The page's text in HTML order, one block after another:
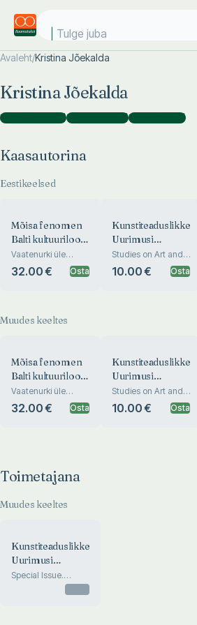
Tulge juba!
Avaleht/Kristina Jõekalda
Kristina Jõekalda
Kaasautorina )Toimetajana )Koostajana )
Kaasautorina
Eestikeelsed
Mõisa fenomen
Balti kultuuriloos.
The Manor as a
Phenomenenon
of Baltic Cultural
Vaatenurki üle
uurimisväljade.
Crossdisciplinary
32.00 € Osta
Kunstiteaduslikke
Uurimusi
2024/1-2. Eesti
kunstiteadus 100
Studies on Art and
Arhitecture. Studien
für
10.00 € Osta
Muudes keeltes
Mõisa fenomen
Balti kultuuriloos.
The Manor as a
Phenomenenon
of Baltic Cultural
Vaatenurki üle
uurimisväljade.
Crossdisciplinary
32.00 € Osta
Kunstiteaduslikke
Uurimusi
2024/1-2. Eesti
kunstiteadus 100
Studies on Art and
Arhitecture. Studien
für
10.00 € Osta
Toimetajana
Muudes keeltes
Kunstiteaduslikke
Uurimusi
2014/3-4
Special Issue.
Debating German
heritage: art history